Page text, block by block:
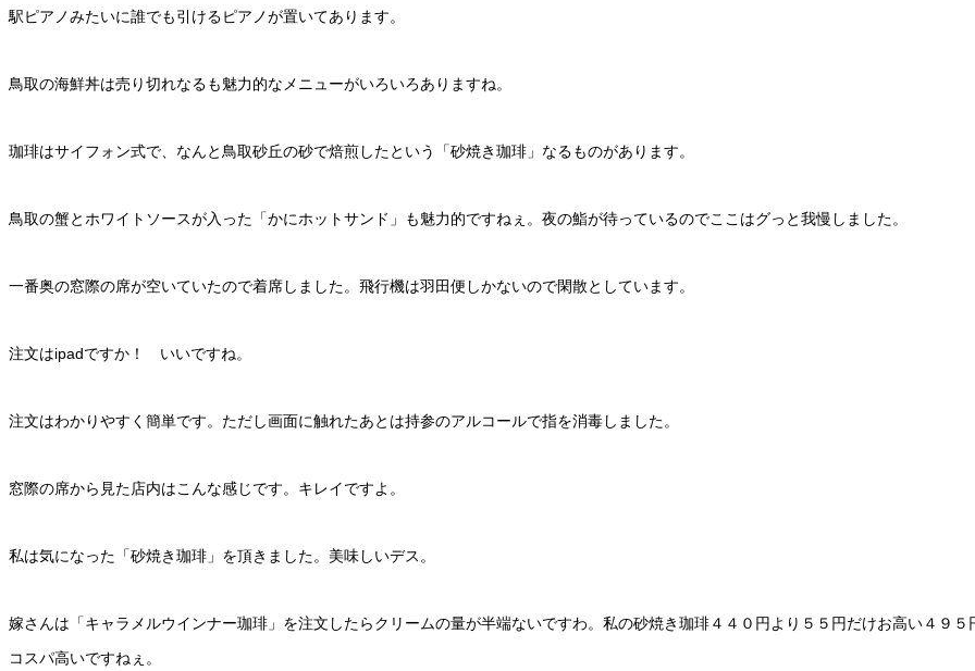
駅ピアノみたいに誰でも引けるピアノが置いてあります。
鳥取の海鮮丼は売り切れなるも魅力的なメニューがいろいろありますね。
珈琲はサイフォン式で、なんと鳥取砂丘の砂で焙煎したという「砂焼き珈琲」なるものがあります。
鳥取の蟹とホワイトソースが入った「かにホットサンド」も魅力的ですねぇ。夜の鮨が待っているのでここはグっと我慢しました。
一番奥の窓際の席が空いていたので着席しました。飛行機は羽田便しかないので閑散としています。
注文はipadですか！ いいですね。
注文はわかりやすく簡単です。ただし画面に触れたあとは持参のアルコールで指を消毒しました。
窓際の席から見た店内はこんな感じです。キレイですよ。
私は気になった「砂焼き珈琲」を頂きました。美味しいデス。
嫁さんは「キャラメルウインナー珈琲」を注文したらクリームの量が半端ないですわ。私の砂焼き珈琲４４０円より５５円だけお高い４９５
コスパ高いですねぇ。